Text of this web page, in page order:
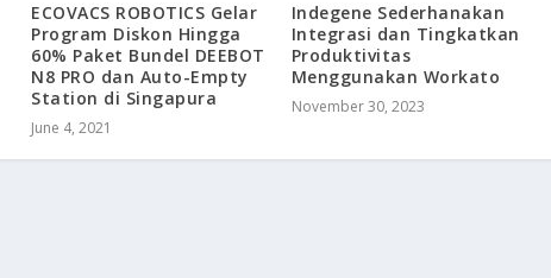
ECOVACS ROBOTICS Gelar
Program Diskon Hingga
60% Paket Bundel DEEBOT
N8 PRO dan Auto-Empty
Station di Singapura
June 4, 2021
Indegene Sederhanakan
Integrasi dan Tingkatkan
Produktivitas
Menggunakan Workato
November 30, 2023